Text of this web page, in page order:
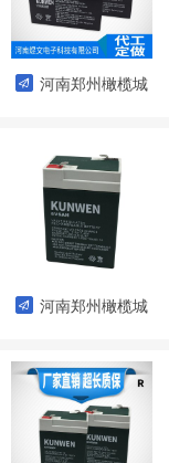
河南郑州橄榄城
河南郑州橄榄城